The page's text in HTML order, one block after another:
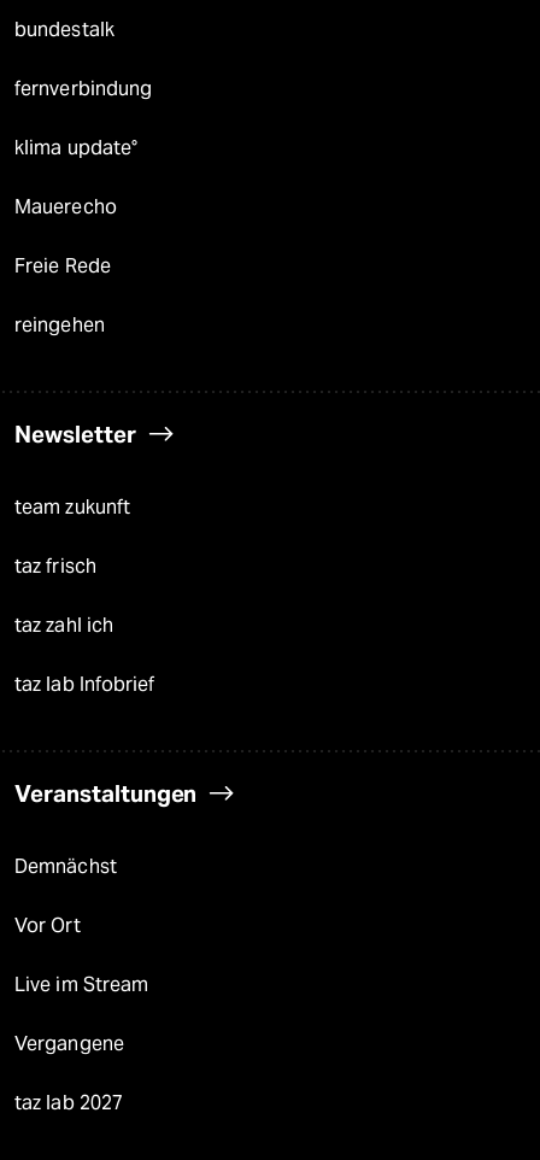
bundestalk
fernverbindung
klima update°
Mauerecho
Freie Rede
reingehen
Newsletter
team zukunft
taz frisch
taz zahl ich
taz lab Infobrief
Veranstaltungen
Demnächst
Vor Ort
Live im Stream
Vergangene
taz lab 2027